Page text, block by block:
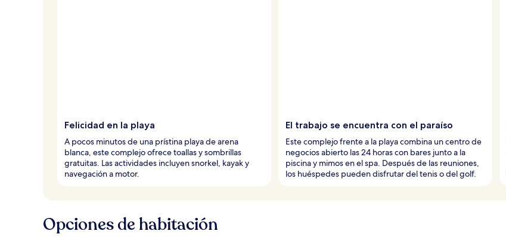
Felicidad en la playa
A pocos minutos de una prístina playa de arena
blanca, este complejo ofrece toallas y sombrillas
gratuitas. Las actividades incluyen snorkel, kayak y
navegación a motor.
El trabajo se encuentra con el paraíso
Este complejo frente a la playa combina un centro de
negocios abierto las 24 horas con bares junto a la
piscina y mimos en el spa. Después de las reuniones,
los huéspedes pueden disfrutar del tenis o del golf.
Opciones de habitación